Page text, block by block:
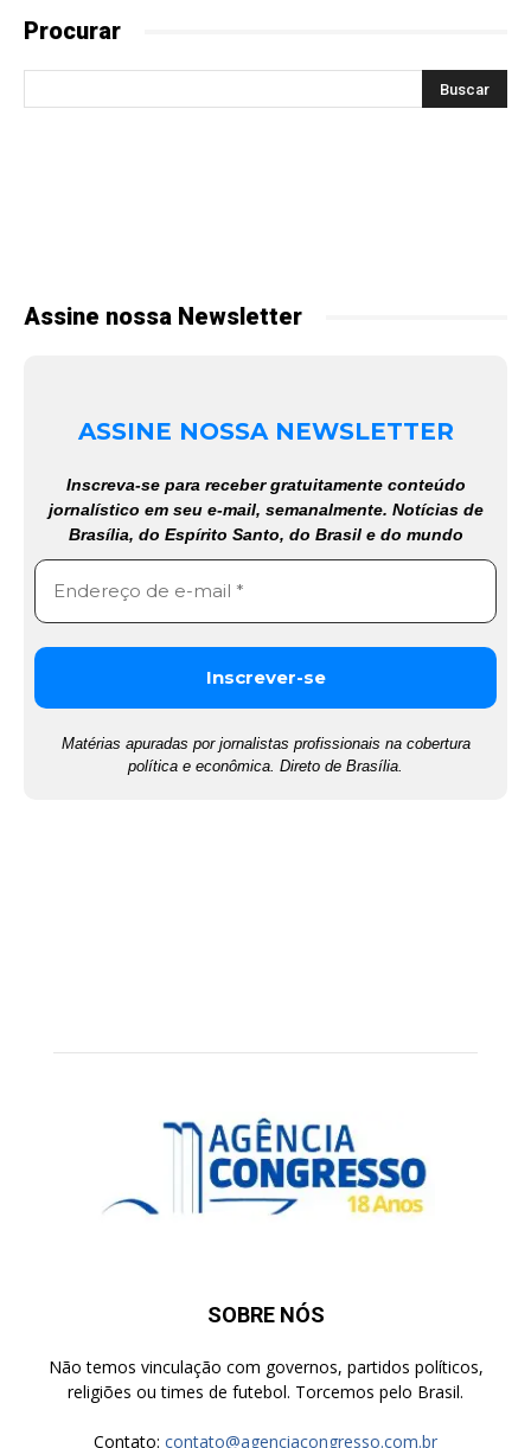
Procurar
Assine nossa Newsletter
ASSINE NOSSA NEWSLETTER
Inscreva-se para receber gratuitamente conteúdo
jornalístico em seu e-mail, semanalmente. Notícias de
Brasília, do Espírito Santo, do Brasil e do mundo
Matérias apuradas por jornalistas profissionais na cobertura
política e econômica. Direto de Brasília.
SOBRE NÓS
Não temos vinculação com governos, partidos políticos,
religiões ou times de futebol. Torcemos pelo Brasil.
Contato: contato@agenciacongresso.com.br